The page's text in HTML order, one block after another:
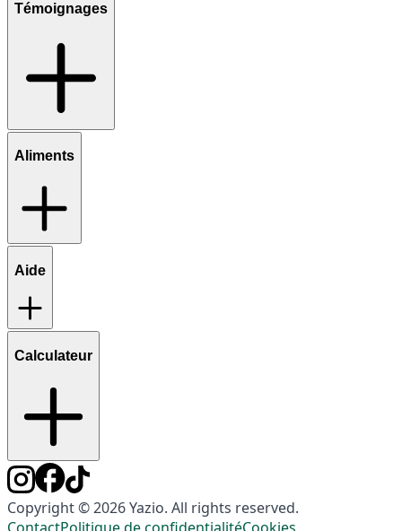
Témoignages
Aliments
Aide
Calculateur
Copyright © 2026 Yazio. All rights reserved.